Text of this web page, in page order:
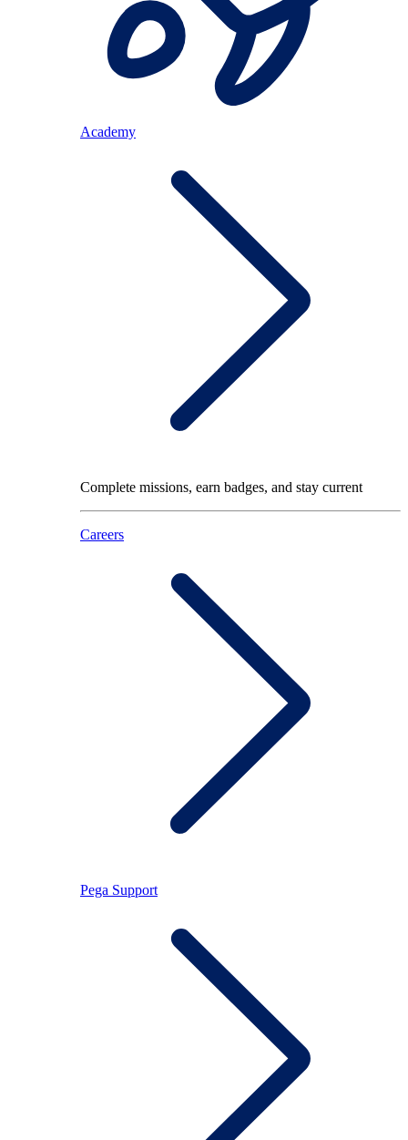
Academy
Complete missions, earn badges, and stay current
Careers
Pega Support